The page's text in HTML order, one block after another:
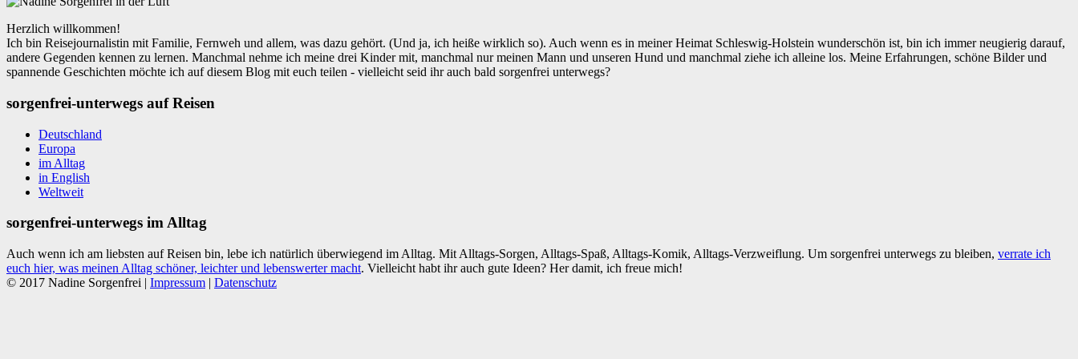
Herzlich willkommen!
Ich bin Reisejournalistin mit Familie, Fernweh und allem, was dazu gehört. (Und ja, ich heiße wirklich so). Auch wenn es in meiner Heimat Schleswig-Holstein wunderschön ist, bin ich immer neugierig darauf,
andere Gegenden kennen zu lernen. Manchmal nehme ich meine drei Kinder mit, manchmal nur meinen Mann und unseren Hund und manchmal ziehe ich alleine los. Meine Erfahrungen, schöne Bilder und
spannende Geschichten möchte ich auf diesem Blog mit euch teilen - vielleicht seid ihr auch bald sorgenfrei unterwegs?
sorgenfrei-unterwegs auf Reisen
Deutschland
Europa
im Alltag
in English
Weltweit
sorgenfrei-unterwegs im Alltag
Auch wenn ich am liebsten auf Reisen bin, lebe ich natürlich überwiegend im Alltag. Mit Alltags-Sorgen, Alltags-Spaß, Alltags-Komik, Alltags-Verzweiflung. Um sorgenfrei unterwegs zu bleiben, verrate ich
euch hier, was meinen Alltag schöner, leichter und lebenswerter macht. Vielleicht habt ihr auch gute Ideen? Her damit, ich freue mich!
© 2017 Nadine Sorgenfrei | Impressum | Datenschutz